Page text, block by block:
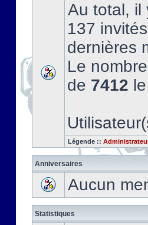
Au total, il
137
dernières
Le
de 7412
Légende ::
Anniversaires
Aucun
Statistiques